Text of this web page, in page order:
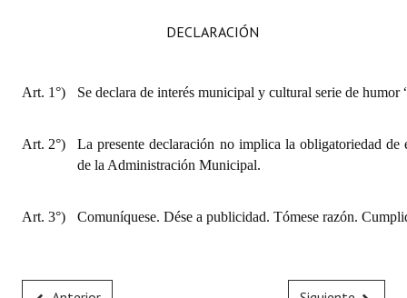
REFORMA DE LA CARTA ORGÁNICA
DECLARACIÓN
Art. 1°) Se declara de interés municipal y cultural serie de humor
Art. 2°)
La presente declaración no implica la obligatoriedad de
de la Administración Municipal.
Art. 3°) Comuníquese. Dése a publicidad. Tómese razón.